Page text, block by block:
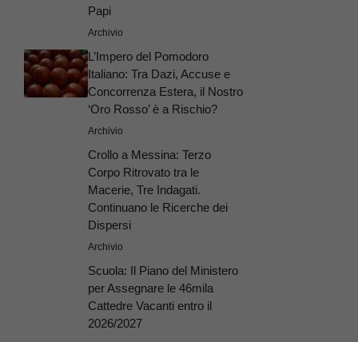
Papi
Archivio
L’Impero del Pomodoro
Italiano: Tra Dazi, Accuse e
Concorrenza Estera, il Nostro
‘Oro Rosso’ è a Rischio?
Archivio
Crollo a Messina: Terzo
Corpo Ritrovato tra le
Macerie, Tre Indagati.
Continuano le Ricerche dei
Dispersi
Archivio
Scuola: Il Piano del Ministero
per Assegnare le 46mila
Cattedre Vacanti entro il
2026/2027